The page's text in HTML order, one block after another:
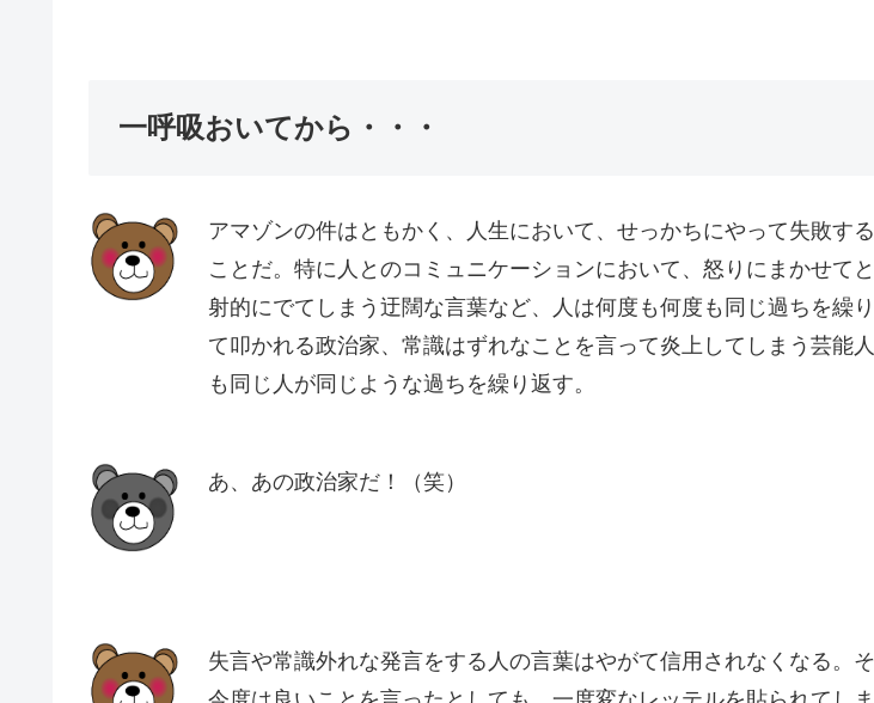
一呼吸おいてから・・・
アマゾンの件はともかく、人生において、せっかちにやって失敗す
ことだ。特に人とのコミュニケーションにおいて、怒りにまかせて
射的にでてしまう迂闊な言葉など、人は何度も何度も同じ過ちを繰
て叩かれる政治家、常識はずれなことを言って炎上してしまう芸能
も同じ人が同じような過ちを繰り返す。
あ、あの政治家だ！（笑）
失言や常識外れな発言をする人の言葉はやがて信用されなくなる。